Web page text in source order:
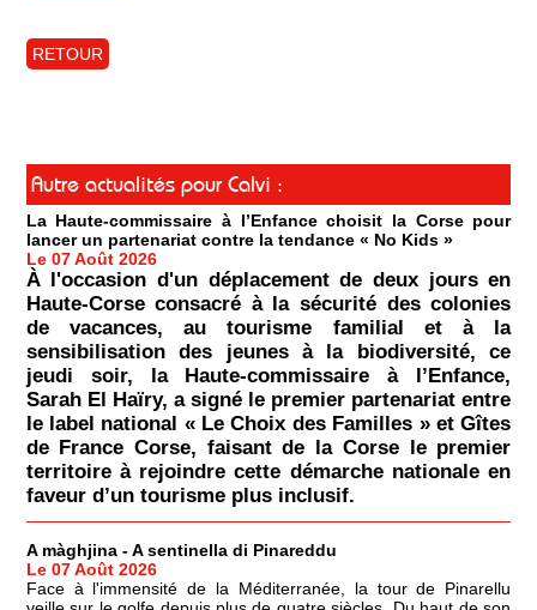
RETOUR
Autre actualités pour Calvi :
La Haute-commissaire à l’Enfance choisit la Corse pour
lancer un partenariat contre la tendance « No Kids »
Le 07 Août 2026
À l'occasion d'un déplacement de deux jours en
Haute-Corse consacré à la sécurité des colonies
de vacances, au tourisme familial et à la
sensibilisation des jeunes à la biodiversité, ce
jeudi soir, la Haute-commissaire à l’Enfance,
Sarah El Haïry, a signé le premier partenariat entre
le label national « Le Choix des Familles » et Gîtes
de France Corse, faisant de la Corse le premier
territoire à rejoindre cette démarche nationale en
faveur d’un tourisme plus inclusif.
A màghjina - A sentinella di Pinareddu
Le 07 Août 2026
Face à l'immensité de la Méditerranée, la tour de Pinarellu